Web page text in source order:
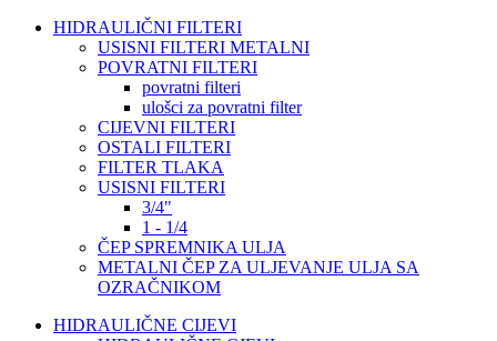
HIDRAULIČNI FILTERI
USISNI FILTERI METALNI
POVRATNI FILTERI
povratni filteri
ulošci za povratni filter
CIJEVNI FILTERI
OSTALI FILTERI
FILTER TLAKA
USISNI FILTERI
3/4"
1 - 1/4
ČEP SPREMNIKA ULJA
METALNI ČEP ZA ULJEVANJE ULJA SA
OZRAČNIKOM
HIDRAULIČNE CIJEVI